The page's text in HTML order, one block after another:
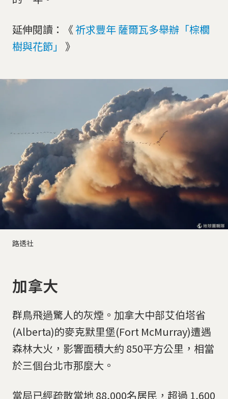
延伸閱讀：《 祈求豐年 薩爾瓦多舉辦「棕櫚
樹與花節」
》
路透社
加拿大
群鳥飛過驚人的灰煙。加拿大中部艾伯塔省
(Alberta)的麥克默里堡(Fort McMurray)遭遇
森林大火，影響面積大約 850平方公里，相當
於三個台北市那麼大。
當局已經疏散當地 88,000名居民，超過 1,600